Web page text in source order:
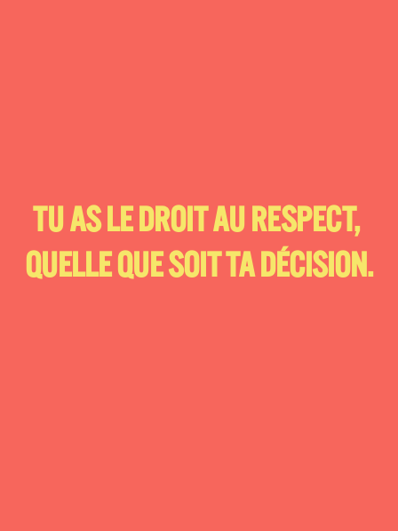
TU AS LE DROIT AU RESPECT,
QUELLE QUE SOIT TA DÉCISION.